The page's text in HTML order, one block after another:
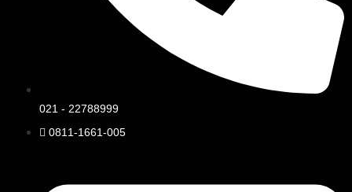
021 - 22788999
0811-1661-005